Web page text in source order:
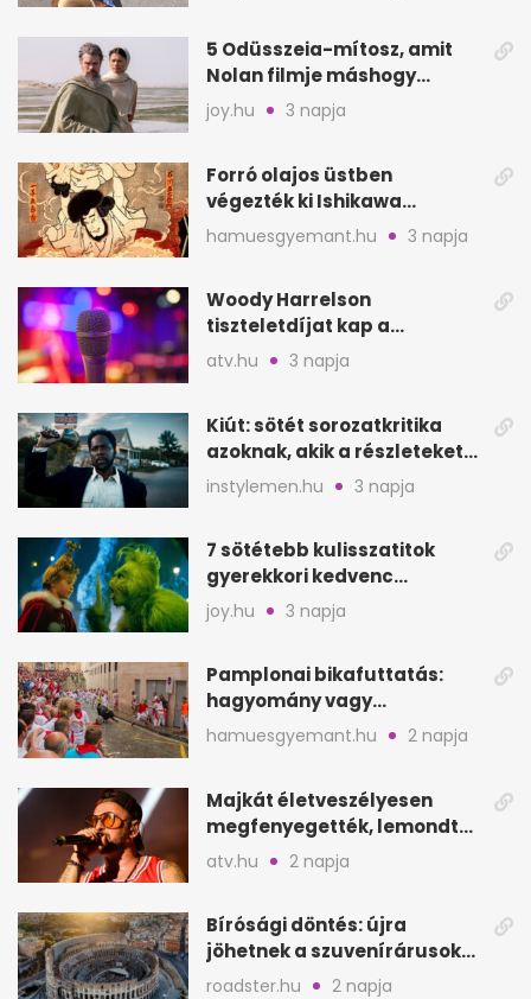
5 Odüsszeia-mítosz, amit
Nolan filmje máshogy
mutat, mint Homérosz
joy.hu 3 napja
Forró olajos üstben
végezték ki Ishikawa
Goemont, Japán Robin
Hoodját
hamuesgyemant.hu 3 napja
Woody Harrelson
tiszteletdíjat kap a
Szarajevói Filmfesztiválon
atv.hu 3 napja
Kiút: sötét sorozatkritika
azoknak, akik a részleteket
keresik
instylemen.hu 3 napja
7 sötétebb kulisszatitok
gyerekkori kedvenc
filmjeinkről a Joy szerint
joy.hu 3 napja
Pamplonai bikafuttatás:
hagyomány vagy
értelmetlen vérontás?
hamuesgyemant.hu 2 napja
Majkát életveszélyesen
megfenyegették, lemondta
a sepsiszentgyörgyi
atv.hu 2 napja
Bírósági döntés: újra
jöhetnek a szuvenírárusok
Európa ikonikus helyére
roadster.hu 2 napja